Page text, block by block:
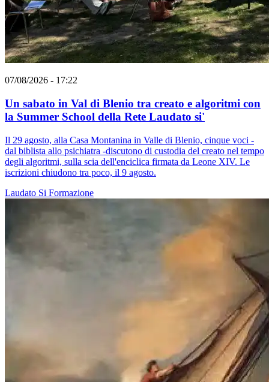
07/08/2026 - 17:22
Un sabato in Val di Blenio tra creato e algoritmi con
la Summer School della Rete Laudato si'
Il 29 agosto, alla Casa Montanina in Valle di Blenio, cinque voci -
dal biblista allo psichiatra -discutono di custodia del creato nel tempo
degli algoritmi, sulla scia dell'enciclica firmata da Leone XIV. Le
iscrizioni chiudono tra poco, il 9 agosto.
Laudato Si Formazione